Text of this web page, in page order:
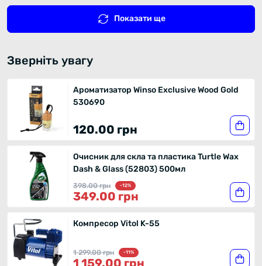
Показати ще
Зверніть увагу
Ароматизатор Winso Exclusive Wood Gold
530690
120.00 грн
Очисник для скла та пластика Turtle Wax
Dash & Glass (52803) 500мл
398.00 грн -12%
349.00 грн
Компресор Vitol K-55
1 299.00 грн -11%
1 159.00 грн